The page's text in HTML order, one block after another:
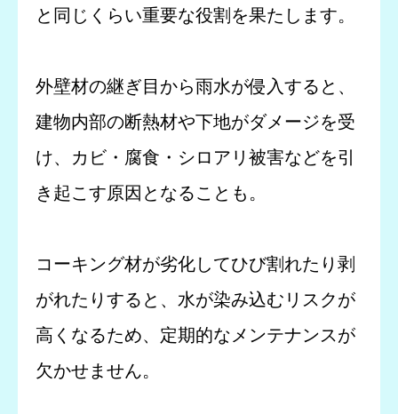
と同じくらい重要な役割を果たします。
外壁材の継ぎ目から雨水が侵入すると、
建物内部の断熱材や下地がダメージを受
け、カビ・腐食・シロアリ被害などを引
き起こす原因となることも。
コーキング材が劣化してひび割れたり剥
がれたりすると、水が染み込むリスクが
高くなるため、定期的なメンテナンスが
欠かせません。